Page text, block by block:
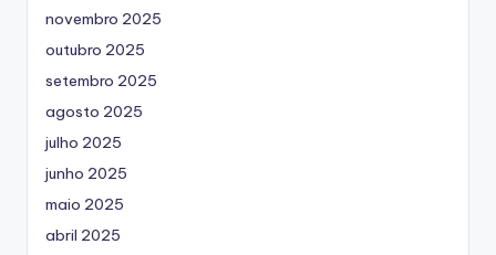
novembro 2025
outubro 2025
setembro 2025
agosto 2025
julho 2025
junho 2025
maio 2025
abril 2025